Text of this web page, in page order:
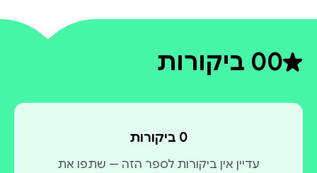
0דירוג ממוצע 0 מתוך 5
0 ביקורות
0 ביקורות
עדיין אין ביקורות לספר הזה — שתפו את